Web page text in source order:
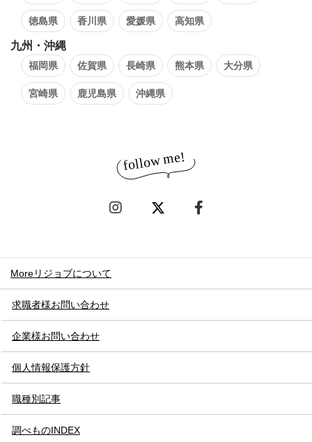
徳島県 香川県 愛媛県 高知県
九州・沖縄
福岡県 佐賀県 長崎県 熊本県 大分県
宮崎県 鹿児島県 沖縄県
Moreリジョブについて
求職者様お問い合わせ
企業様お問い合わせ
個人情報保護方針
職種別記事
調べものINDEX